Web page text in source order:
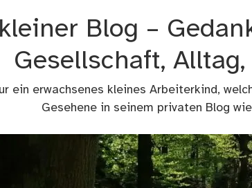
Blog –
Gesellschaft,
ein erwachsenes kleines Arbeiterkind,
Gesehene in seinem privaten Blog